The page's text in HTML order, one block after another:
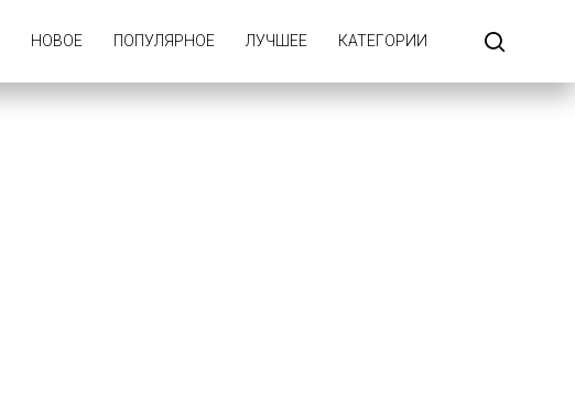
НОВОЕ ПОПУЛЯРНОЕ ЛУЧШЕЕ КАТЕГОРИИ